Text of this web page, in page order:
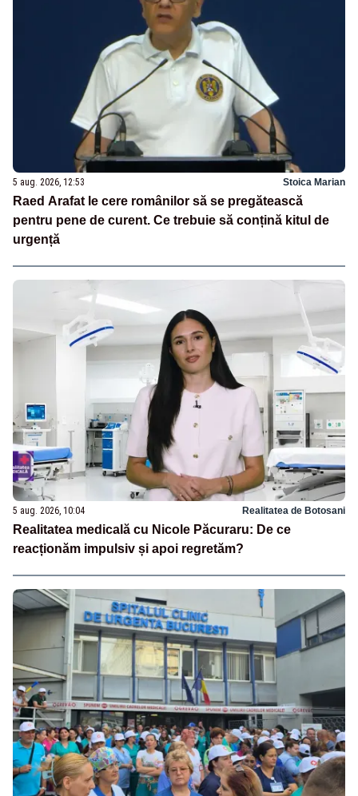
5 aug. 2026, 12:53 Stoica Marian
Raed Arafat le cere românilor să se pregătească
pentru pene de curent. Ce trebuie să conțină kitul de
urgență
5 aug. 2026, 10:04 Realitatea de Botosani
Realitatea medicală cu Nicole Păcuraru: De ce
reacționăm impulsiv și apoi regretăm?